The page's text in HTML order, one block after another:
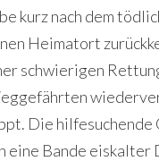
kurz nach dem
Heimatort
schwierigen
Die
eine Bande